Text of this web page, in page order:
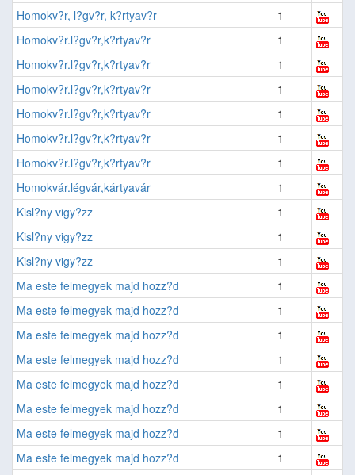
Homokv?r, l?gv?r, k?rtyav?r
1
Homokv?r.l?gv?r,k?rtyav?r
1
Homokv?r.l?gv?r,k?rtyav?r
1
Homokv?r.l?gv?r,k?rtyav?r
1
Homokv?r.l?gv?r,k?rtyav?r
1
Homokv?r.l?gv?r,k?rtyav?r
1
Homokv?r.l?gv?r,k?rtyav?r
1
Homokvár.légvár,kártyavár
1
Kisl?ny vigy?zz
1
Kisl?ny vigy?zz
1
Kisl?ny vigy?zz
1
Ma este felmegyek majd hozz?d
1
Ma este felmegyek majd hozz?d
1
Ma este felmegyek majd hozz?d
1
Ma este felmegyek majd hozz?d
1
Ma este felmegyek majd hozz?d
1
Ma este felmegyek majd hozz?d
1
Ma este felmegyek majd hozz?d
1
Ma este felmegyek majd hozz?d
1